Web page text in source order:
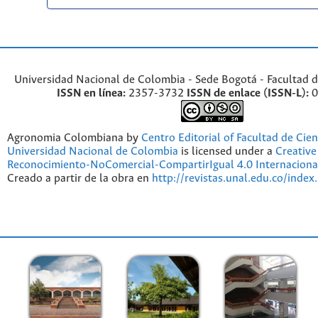
Universidad Nacional de Colombia - Sede Bogotá - Facultad
ISSN en línea: 2357-3732 ISSN de enlace (ISSN-L):
Agronomia Colombiana by Centro Editorial of Facultad de
Universidad Nacional de Colombia is licensed under a
Reconocimiento-NoComercial-CompartirIgual 4.0
Creado a partir de la obra en http://revistas.unal.edu.co/